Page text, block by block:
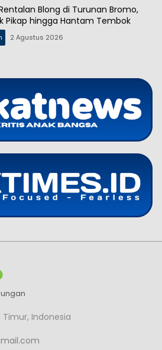
Blong di Turunan Bromo,
Pikap hingga Hantam Tembok
2 Agustus 2026
Timur, Indonesia